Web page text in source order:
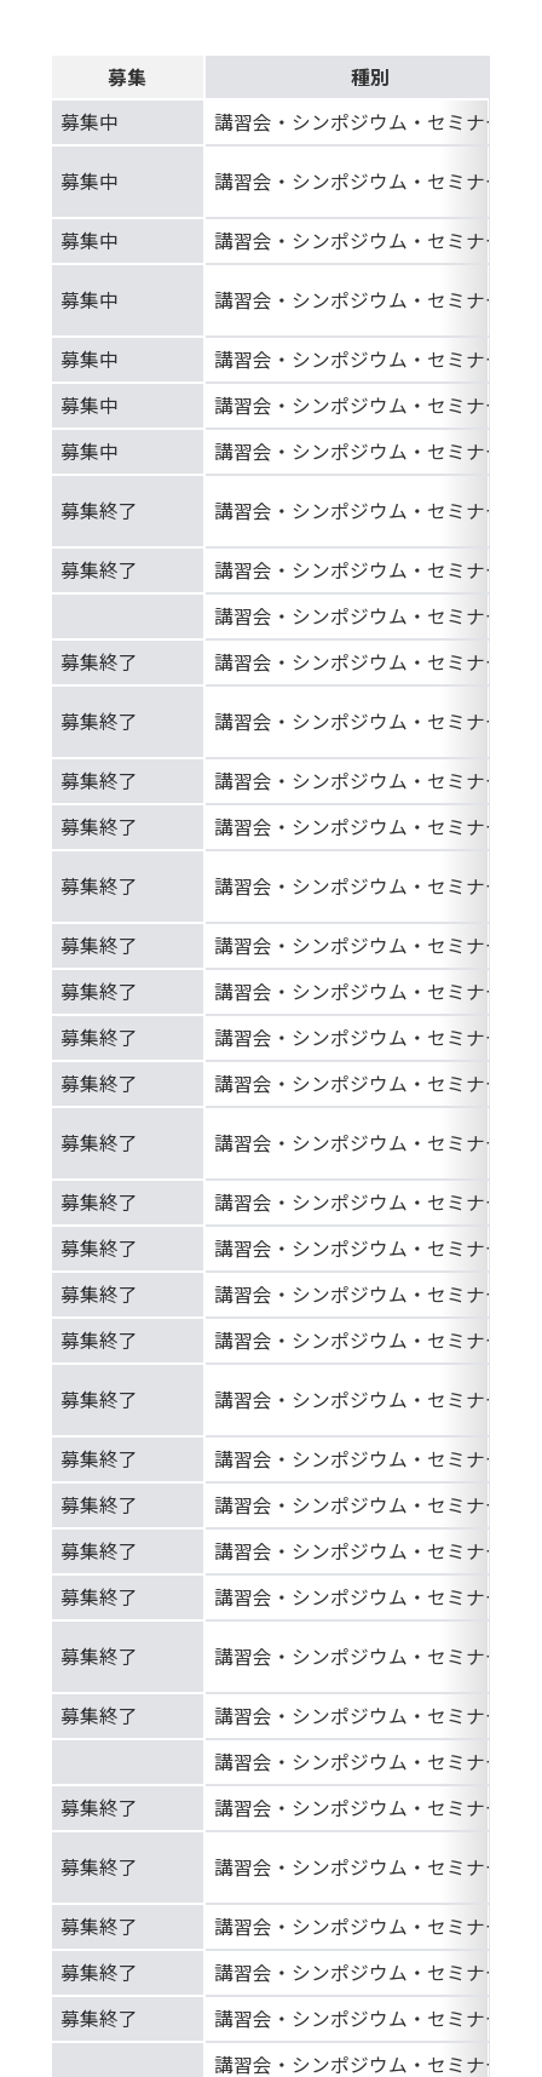
募集
種別
募集中
講習会・シンポジウム・セミナー等
募集中 講習会・シンポジウム・セミナー等
募集中 講習会・シンポジウム・セミナー等
募集中 講習会・シンポジウム・セミナー等
募集中
講習会・シンポジウム・セミナー等
募集中
講習会・シンポジウム・セミナー等
募集中
講習会・シンポジウム・セミナー等
募集終了 講習会・シンポジウム・セミナー等
募集終了
講習会・シンポジウム・セミナー等
講習会・シンポジウム・セミナー等
募集終了
講習会・シンポジウム・セミナー等
募集終了 講習会・シンポジウム・セミナー等
募集終了
講習会・シンポジウム・セミナー等
募集終了
講習会・シンポジウム・セミナー等
募集終了 講習会・シンポジウム・セミナー等
募集終了
講習会・シンポジウム・セミナー等
募集終了
講習会・シンポジウム・セミナー等
募集終了
講習会・シンポジウム・セミナー等
募集終了
講習会・シンポジウム・セミナー等
募集終了 講習会・シンポジウム・セミナー等
募集終了
講習会・シンポジウム・セミナー等
募集終了
講習会・シンポジウム・セミナー等
募集終了
講習会・シンポジウム・セミナー等
募集終了
講習会・シンポジウム・セミナー等
募集終了 講習会・シンポジウム・セミナー等
募集終了
講習会・シンポジウム・セミナー等
募集終了
講習会・シンポジウム・セミナー等
募集終了
講習会・シンポジウム・セミナー等
募集終了
講習会・シンポジウム・セミナー等
募集終了 講習会・シンポジウム・セミナー等
募集終了
講習会・シンポジウム・セミナー等
講習会・シンポジウム・セミナー等
募集終了
講習会・シンポジウム・セミナー等
募集終了 講習会・シンポジウム・セミナー等
募集終了
講習会・シンポジウム・セミナー等
募集終了
講習会・シンポジウム・セミナー等
募集終了
講習会・シンポジウム・セミナー等
講習会・シンポジウム・セミナー等